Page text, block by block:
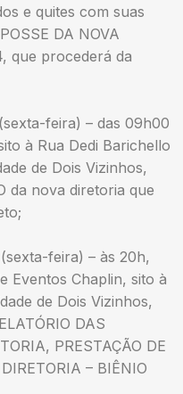
e quites com suas
DA NOVA
que procederá da
feira) – das 09h00
à Rua Dedi Barichello
de Dois Vizinhos,
da nova diretoria que
feira) – às 20h,
Eventos Chaplin, sito à
de Dois Vizinhos,
DAS
PRESTAÇÃO DE
– BIÊNIO